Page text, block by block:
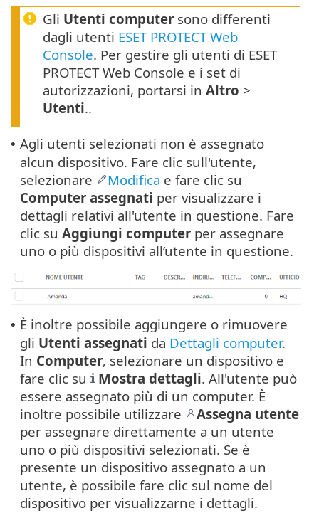
Gli Utenti computer sono differenti
dagli utenti ESET PROTECT Web
Console. Per gestire gli utenti di ESET
PROTECT Web Console e i set di
autorizzazioni, portarsi in Altro >
Utenti..
• Agli utenti selezionati non è assegnato
alcun dispositivo. Fare clic sull'utente,
selezionare
Modifica e fare clic su
Computer assegnati per visualizzare i
dettagli relativi all'utente in questione. Fare
clic su Aggiungi computer per assegnare
uno o più dispositivi all’utente in questione.
• È inoltre possibile aggiungere o rimuovere
gli Utenti assegnati da Dettagli computer.
In Computer, selezionare un dispositivo e
fare clic su
Mostra dettagli. All'utente può
essere assegnato più di un computer. È
inoltre possibile utilizzare
Assegna utente
per assegnare direttamente a un utente
uno o più dispositivi selezionati. Se è
presente un dispositivo assegnato a un
utente, è possibile fare clic sul nome del
dispositivo per visualizzarne i dettagli.